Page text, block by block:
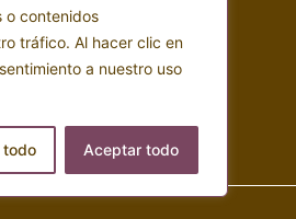
o contenidos
tráfico. Al hacer clic en
a nuestro uso
todo Aceptar todo